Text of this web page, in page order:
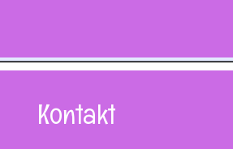
Kontakt